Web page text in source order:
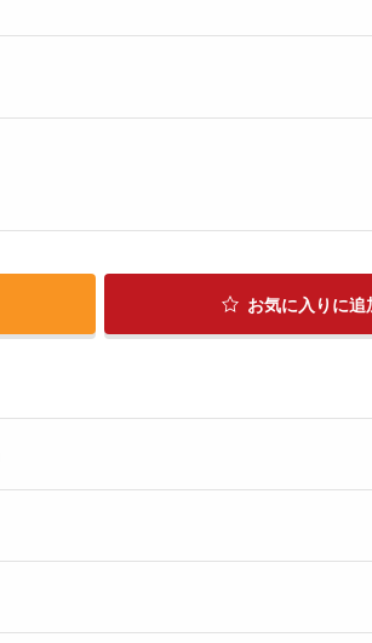
お気に入り に追